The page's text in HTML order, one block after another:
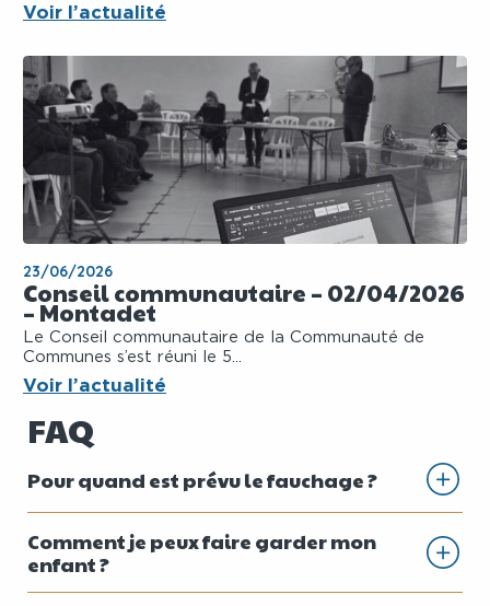
Voir l’actualité
23/06/2026
Conseil communautaire – 02/04/2026
– Montadet
Le Conseil communautaire de la Communauté de
Communes s’est réuni le 5...
Voir l’actualité
FAQ
Pour quand est prévu le fauchage ?
Comment je peux faire garder mon
enfant ?